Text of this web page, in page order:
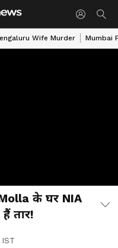
Wife Murder Mumbai
तार!